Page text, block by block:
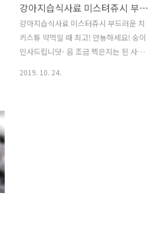
강아지습식사료 미스텨쥬시 부드러운 치킨스튜 약먹일 때 최고!
강아지습식사료 미스터쥬시 부드러운 치
키스튜 약먹일 때 최고! 안뇽하세요! 숭이
인사드립니닷- 음 조금 찍은지는 된 사진
2019. 10. 24.